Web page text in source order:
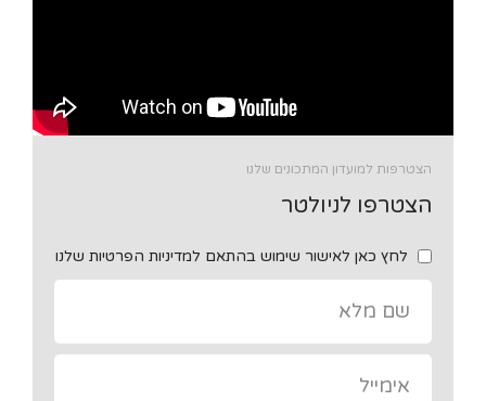
הצטרפות למועדון המתכונים שלנו
הצטרפו לניולטר
לחץ כאן לאישור שימוש בהתאם למדיניות הפרטיות שלנו